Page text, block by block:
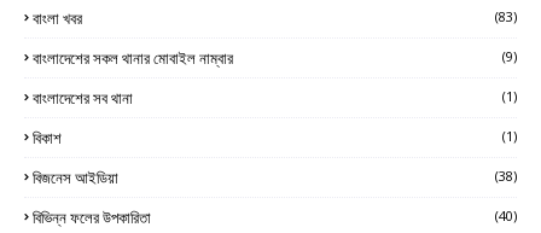
বাংলা খবর (83)
বাংলাদেশের সকল থানার মোবাইল নাম্বার (9)
বাংলাদেশের সব থানা (1)
বিকাশ (1)
বিজনেস আইডিয়া (38)
বিভিন্ন ফলের উপকারিতা (40)